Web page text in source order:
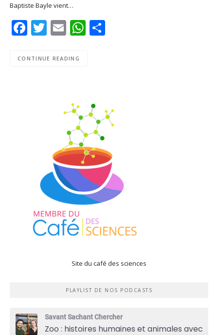
Spotify
RSS FEED
EMBED
Baptiste Bayle vient…
Facebook
Twitter
EmailWhatsApp
CONTINUE READING
Site du café des sciences
PLAYLIST DE NOS PODCASTS
Savant Sachant Chercher